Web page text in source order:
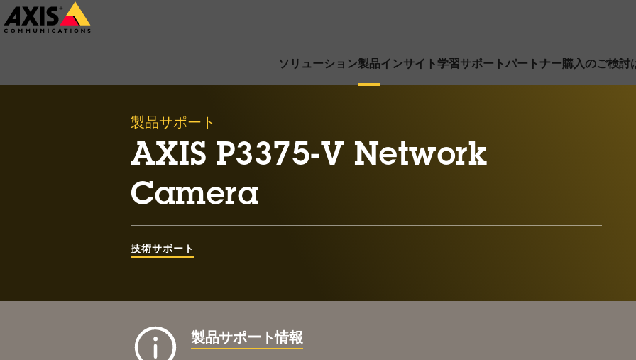
メ
イ
ソリューション製品インサイト学習サポートパートナー購入のご検討
製品サポート
AXIS P3375-V Network
Camera
技術サポート
製品サポート情報